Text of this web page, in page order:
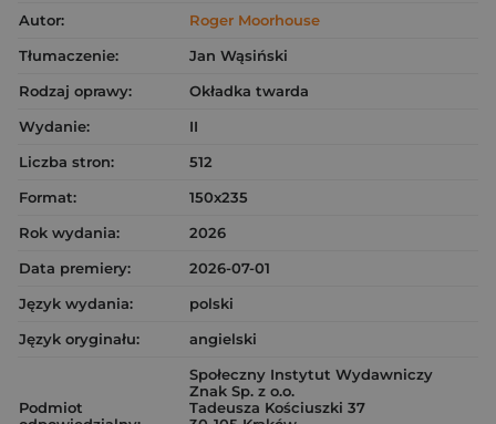
Autor:
Roger Moorhouse
Tłumaczenie:
Jan Wąsiński
Rodzaj oprawy:
Okładka twarda
Wydanie:
II
Liczba stron:
512
Format:
150x235
Rok wydania:
2026
Data premiery:
2026-07-01
Język wydania:
polski
Język oryginału:
angielski
Podmiot
Społeczny Instytut Wydawniczy
Znak Sp. z o.o.
Tadeusza Kościuszki 37